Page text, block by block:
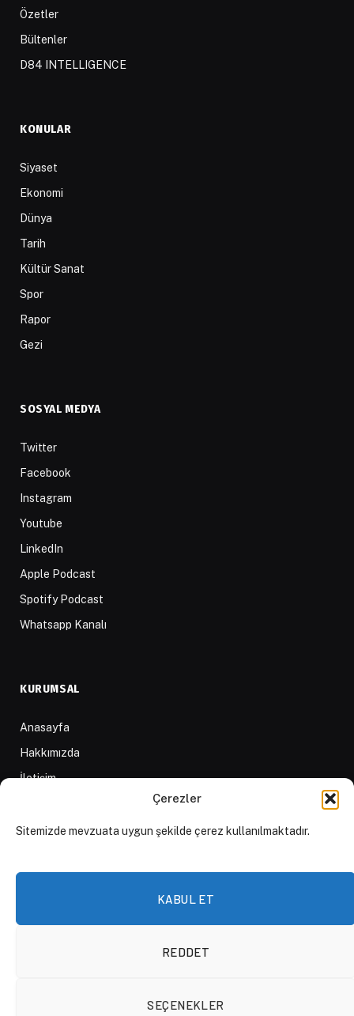
Çerezler
Sitemizde mevzuata uygun şekilde çerez kullanılmaktadır.
KABUL ET
REDDET
SEÇENEKLER
Özetler
Bültenler
D84 INTELLIGENCE
KONULAR
Siyaset
Ekonomi
Dünya
Tarih
Kültür Sanat
Spor
Rapor
Gezi
SOSYAL MEDYA
Twitter
Facebook
Instagram
Youtube
LinkedIn
Apple Podcast
Spotify Podcast
Whatsapp Kanalı
KURUMSAL
Anasayfa
Hakkımızda
İletişim
D84 Yayınları
Çerez Politikası